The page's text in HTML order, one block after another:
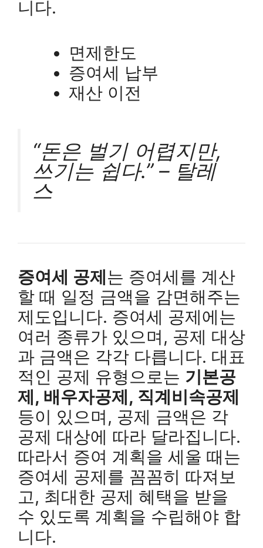
니다.
면제한도
증여세 납부
재산 이전
“돈은 벌기 어렵지만,
쓰기는 쉽다.” – 탈레
스
증여세 공제 는 증여세를 계산
할 때 일정 금액을 감면해주는
제도입니다. 증여세 공제에는
여러 종류가 있으며, 공제 대상
과 금액은 각각 다릅니다. 대표
적인 공제 유형으로는 기본공
제, 배우자공제, 직계비속공제
등이 있으며, 공제 금액은 각
공제 대상에 따라 달라집니다.
따라서 증여 계획을 세울 때는
증여세 공제를 꼼꼼히 따져보
고, 최대한 공제 혜택을 받을
수 있도록 계획을 수립해야 합
니다.